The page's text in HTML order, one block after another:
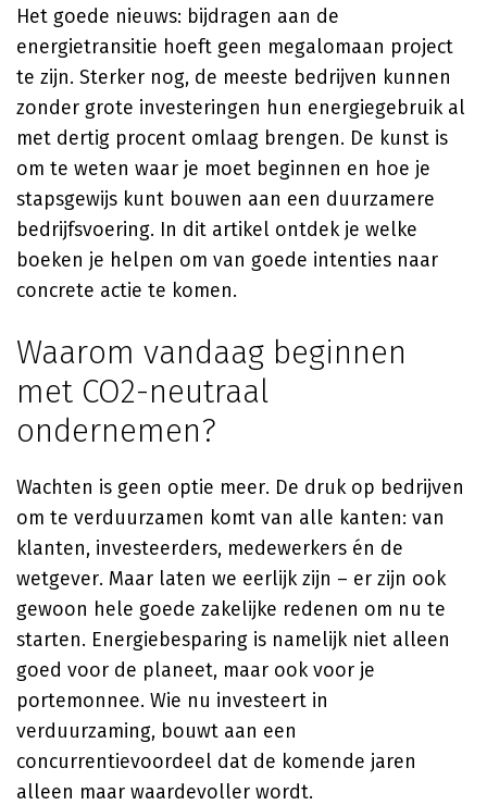
Het goede nieuws: bijdragen aan de
energietransitie hoeft geen megalomaan project
te zijn. Sterker nog, de meeste bedrijven kunnen
zonder grote investeringen hun energiegebruik al
met dertig procent omlaag brengen. De kunst is
om te weten waar je moet beginnen en hoe je
stapsgewijs kunt bouwen aan een duurzamere
bedrijfsvoering. In dit artikel ontdek je welke
boeken je helpen om van goede intenties naar
concrete actie te komen.
Waarom vandaag beginnen
met CO2-neutraal
ondernemen?
Wachten is geen optie meer. De druk op bedrijven
om te verduurzamen komt van alle kanten: van
klanten, investeerders, medewerkers én de
wetgever. Maar laten we eerlijk zijn – er zijn ook
gewoon hele goede zakelijke redenen om nu te
starten. Energiebesparing is namelijk niet alleen
goed voor de planeet, maar ook voor je
portemonnee. Wie nu investeert in
verduurzaming, bouwt aan een
concurrentievoordeel dat de komende jaren
alleen maar waardevoller wordt.